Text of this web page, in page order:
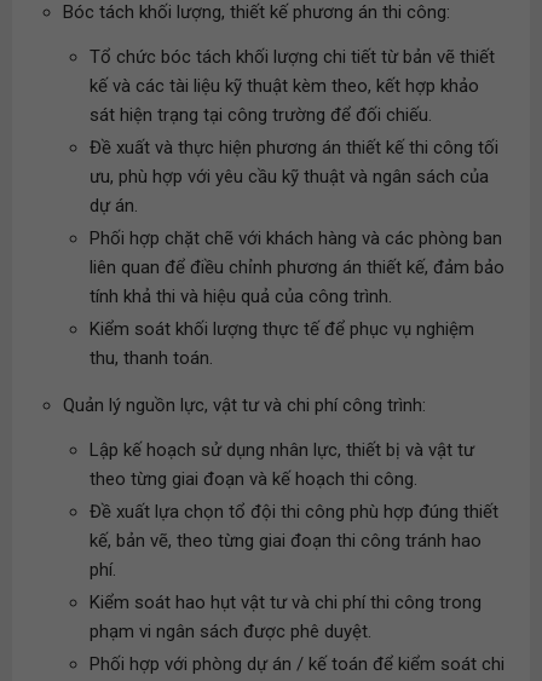
Bóc tách khối lượng, thiết kế phương án thi công:
Tổ chức bóc tách khối lượng chi tiết từ bản vẽ thiết
kế và các tài liệu kỹ thuật kèm theo, kết hợp khảo
sát hiện trạng tại công trường để đối chiếu.
Đề xuất và thực hiện phương án thiết kế thi công tối
ưu, phù hợp với yêu cầu kỹ thuật và ngân sách của
dự án.
Phối hợp chặt chẽ với khách hàng và các phòng ban
liên quan để điều chỉnh phương án thiết kế, đảm bảo
tính khả thi và hiệu quả của công trình.
Kiểm soát khối lượng thực tế để phục vụ nghiệm
thu, thanh toán.
Quản lý nguồn lực, vật tư và chi phí công trình:
Lập kế hoạch sử dụng nhân lực, thiết bị và vật tư
theo từng giai đoạn và kế hoạch thi công.
Đề xuất lựa chọn tổ đội thi công phù hợp đúng thiết
kế, bản vẽ, theo từng giai đoạn thi công tránh hao
phí.
Kiểm soát hao hụt vật tư và chi phí thi công trong
phạm vi ngân sách được phê duyệt.
Phối hợp với phòng dự án / kế toán để kiểm soát chi